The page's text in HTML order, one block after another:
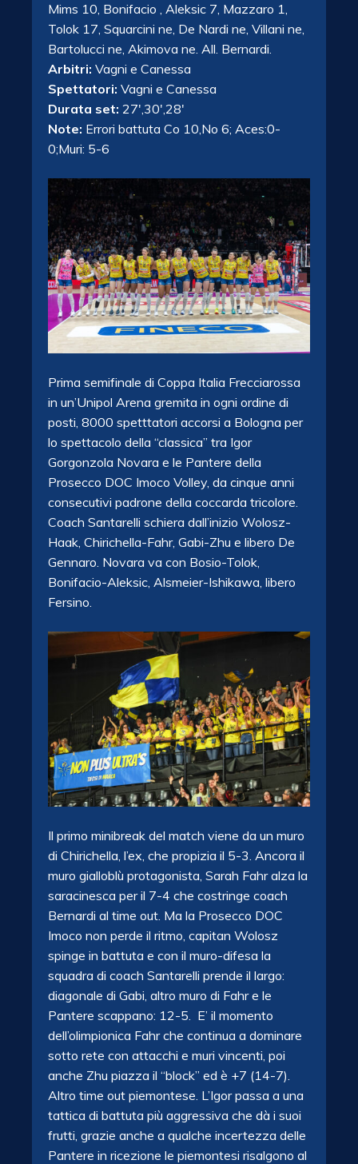
Mims 10, Bonifacio , Aleksic 7, Mazzaro 1,
Tolok 17, Squarcini ne, De Nardi ne, Villani ne,
Bartolucci ne, Akimova ne. All. Bernardi.
Arbitri: Vagni e Canessa
Spettatori: Vagni e Canessa
Durata set: 27′,30′,28′
Note: Errori battuta Co 10,No 6; Aces:0-
0;Muri: 5-6
Prima semifinale di Coppa Italia Frecciarossa
in un’Unipol Arena gremita in ogni ordine di
posti, 8000 spetttatori accorsi a Bologna per
lo spettacolo della “classica” tra Igor
Gorgonzola Novara e le Pantere della
Prosecco DOC Imoco Volley, da cinque anni
consecutivi padrone della coccarda tricolore.
Coach Santarelli schiera dall’inizio Wolosz-
Haak, Chirichella-Fahr, Gabi-Zhu e libero De
Gennaro. Novara va con Bosio-Tolok,
Bonifacio-Aleksic, Alsmeier-Ishikawa, libero
Fersino.
Il primo minibreak del match viene da un muro
di Chirichella, l’ex, che propizia il 5-3. Ancora il
muro gialloblù protagonista, Sarah Fahr alza la
saracinesca per il 7-4 che costringe coach
Bernardi al time out. Ma la Prosecco DOC
Imoco non perde il ritmo, capitan Wolosz
spinge in battuta e con il muro-difesa la
squadra di coach Santarelli prende il largo:
diagonale di Gabi, altro muro di Fahr e le
Pantere scappano: 12-5. E’ il momento
dell’olimpionica Fahr che continua a dominare
sotto rete con attacchi e muri vincenti, poi
anche Zhu piazza il “block” ed è +7 (14-7).
Altro time out piemontese. L’Igor passa a una
tattica di battuta più aggressiva che dà i suoi
frutti, grazie anche a qualche incertezza delle
Pantere in ricezione le piemontesi risalgono al